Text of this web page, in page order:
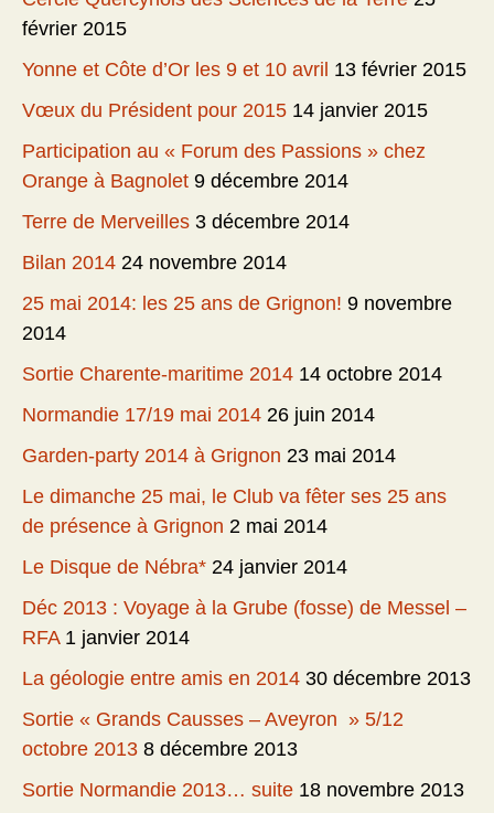
février 2015
Yonne et Côte d’Or les 9 et 10 avril 13 février 2015
Vœux du Président pour 2015 14 janvier 2015
Participation au « Forum des Passions » chez
Orange à Bagnolet 9 décembre 2014
Terre de Merveilles 3 décembre 2014
Bilan 2014 24 novembre 2014
25 mai 2014: les 25 ans de Grignon! 9 novembre
2014
Sortie Charente-maritime 2014 14 octobre 2014
Normandie 17/19 mai 2014 26 juin 2014
Garden-party 2014 à Grignon 23 mai 2014
Le dimanche 25 mai, le Club va fêter ses 25 ans
de présence à Grignon 2 mai 2014
Le Disque de Nébra* 24 janvier 2014
Déc 2013 : Voyage à la Grube (fosse) de Messel –
RFA 1 janvier 2014
La géologie entre amis en 2014 30 décembre 2013
Sortie « Grands Causses – Aveyron » 5/12
octobre 2013 8 décembre 2013
Sortie Normandie 2013… suite 18 novembre 2013